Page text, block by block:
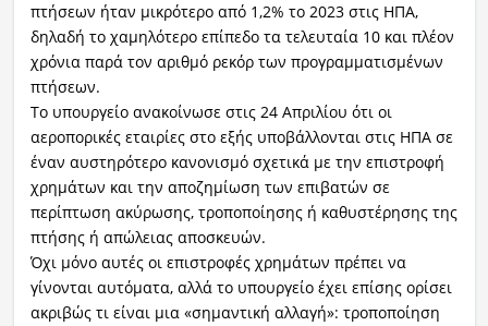
πτήσεων ήταν μικρότερο από 1,2% το 2023 στις ΗΠΑ,
δηλαδή το χαμηλότερο επίπεδο τα τελευταία 10 και πλέον
χρόνια παρά τον αριθμό ρεκόρ των προγραμματισμένων
πτήσεων.
Το υπουργείο ανακοίνωσε στις 24 Απριλίου ότι οι
αεροπορικές εταιρίες στο εξής υποβάλλονται στις ΗΠΑ σε
έναν αυστηρότερο κανονισμό σχετικά με την επιστροφή
χρημάτων και την αποζημίωση των επιβατών σε
περίπτωση ακύρωσης, τροποποίησης ή καθυστέρησης της
πτήσης ή απώλειας αποσκευών.
Όχι μόνο αυτές οι επιστροφές χρημάτων πρέπει να
γίνονται αυτόματα, αλλά το υπουργείο έχει επίσης ορίσει
ακριβώς τι είναι μια «σημαντική αλλαγή»: τροποποίηση